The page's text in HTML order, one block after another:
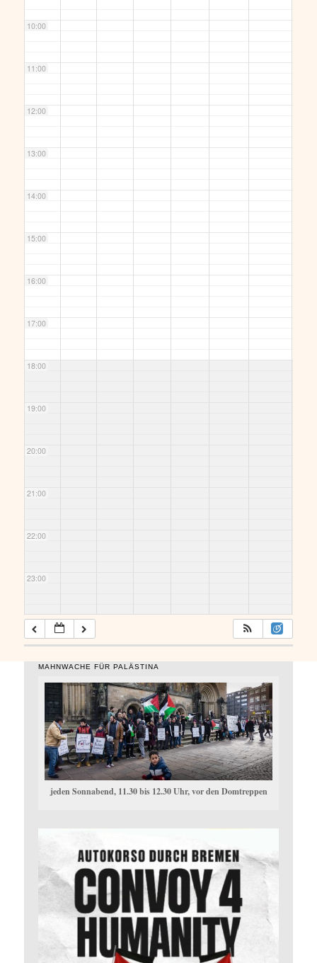
10:00
11:00
12:00
13:00
14:00
15:00
16:00
17:00
18:00
19:00
20:00
21:00
22:00
23:00
MAHNWACHE FÜR PALÄSTINA
jeden Sonnabend, 11.30 bis 12.30 Uhr, vor den Domtreppen